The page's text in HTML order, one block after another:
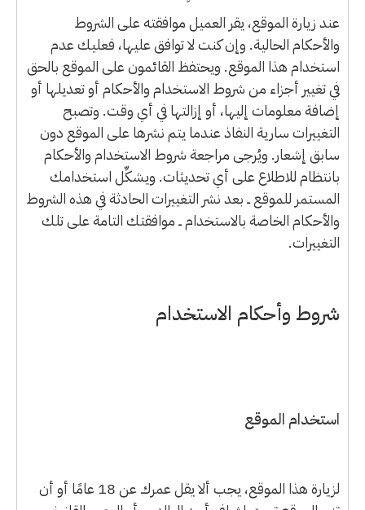
عند زيارة الموقع، يقر العميل موافقته على الشروط
والأحكام الحالية. وإن كنت لا توافق عليها، فعليك عدم
استخدام هذا الموقع. ويحتفظ القائمون على الموقع بالحق
في تغيير أجزاء من شروط الاستخدام والأحكام أو تعديلها أو
إضافة معلومات إليها، أو إزالتها في أي وقت. وتصبح
التغييرات سارية النفاذ عندما يتم نشرها على الموقع دون
سابق إشعار. ويُرجى مراجعة شروط الاستخدام والأحكام
بانتظام للاطلاع على أي تحديثات. ويشكِّل استخدامك
المستمر للموقع ــ بعد نشر التغييرات الحادثة في هذه الشروط
والأحكام الخاصة بالاستخدام ــ موافقتك التامة على تلك
التغييرات.
شروط وأحكام الاستخدام
استخدام الموقع
لزيارة هذا الموقع، يجب ألا يقل عمرك عن 18 عامًا أو أن